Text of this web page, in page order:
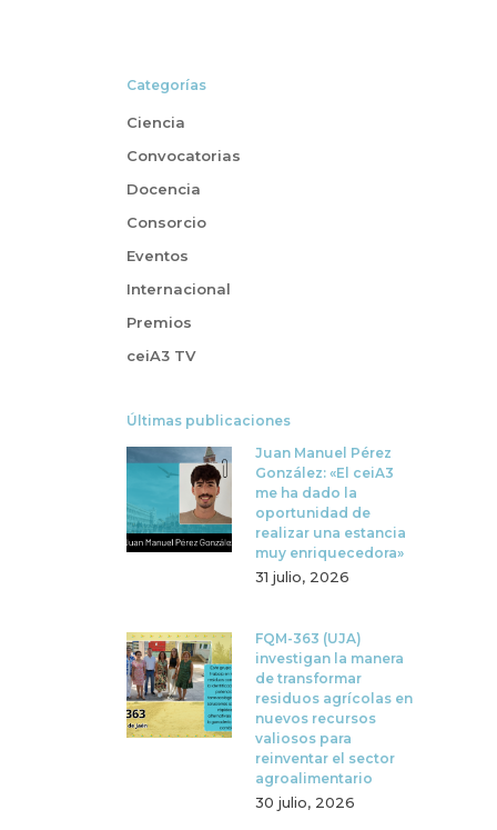
Categorías
Ciencia
Convocatorias
Docencia
Consorcio
Eventos
Internacional
Premios
ceiA3 TV
Últimas publicaciones
Juan Manuel Pérez
González: «El ceiA3
me ha dado la
oportunidad de
realizar una estancia
muy enriquecedora»
31 julio, 2026
FQM-363 (UJA)
investigan la manera
de transformar
residuos agrícolas en
nuevos recursos
valiosos para
reinventar el sector
agroalimentario
30 julio, 2026